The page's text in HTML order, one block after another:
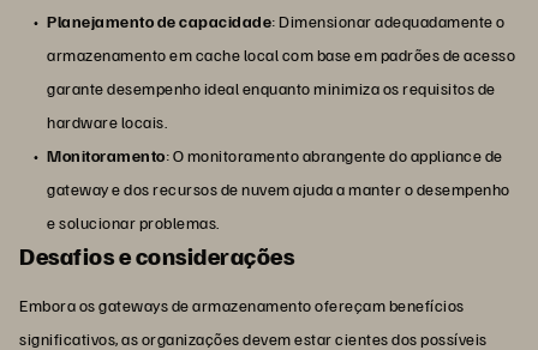
Planejamento de capacidade: Dimensionar adequadamente o
armazenamento em cache local com base em padrões de acesso
garante desempenho ideal enquanto minimiza os requisitos de
hardware locais.
Monitoramento: O monitoramento abrangente do appliance de
gateway e dos recursos de nuvem ajuda a manter o desempenho
e solucionar problemas.
Desafios e considerações
Embora os gateways de armazenamento ofereçam benefícios
significativos, as organizações devem estar cientes dos possíveis